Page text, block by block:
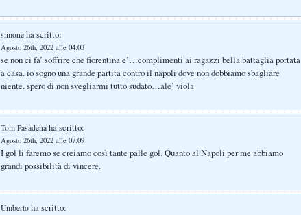
simone ha scritto:
Agosto 26th, 2022 alle 04:03
se non ci fa’ soffrire che fiorentina e’…complimenti ai ragazzi bella battaglia portata
a casa. io sogno una grande partita contro il napoli dove non dobbiamo sbagliare
niente. spero di non svegliarmi tutto sudato…ale’ viola
Tom Pasadena ha scritto:
Agosto 26th, 2022 alle 07:09
I gol li faremo se creiamo così tante palle gol. Quanto al Napoli per me abbiamo
grandi possibilità di vincere.
Umberto ha scritto: